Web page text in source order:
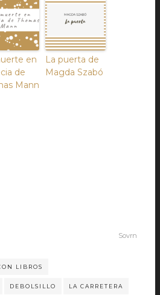
en
de
Mann
La puerta de
Magda Szabó
Sovrn
LIBROS
DEBOLSILLO LA CARRETERA